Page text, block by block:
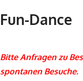
Fun-Dance
Bitte Anfragen zu
spontanen Besuche.